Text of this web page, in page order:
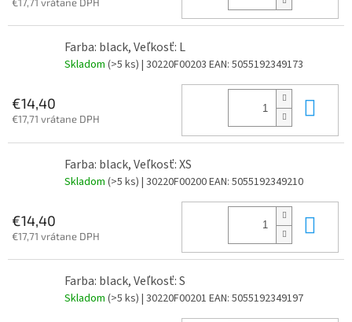
Farba: black, Veľkosť: L
Skladom (>5 ks) | 30220F00203 EAN: 5055192349173
€14,40
€17,71 vrátane DPH
Farba: black, Veľkosť: XS
Skladom (>5 ks) | 30220F00200EAN: 5055192349210
€14,40
€17,71 vrátane DPH
Farba: black, Veľkosť: S
Skladom (>5 ks) | 30220F00201 EAN: 5055192349197